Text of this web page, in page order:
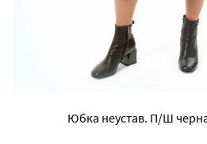
Юбка неустав. П/Ш